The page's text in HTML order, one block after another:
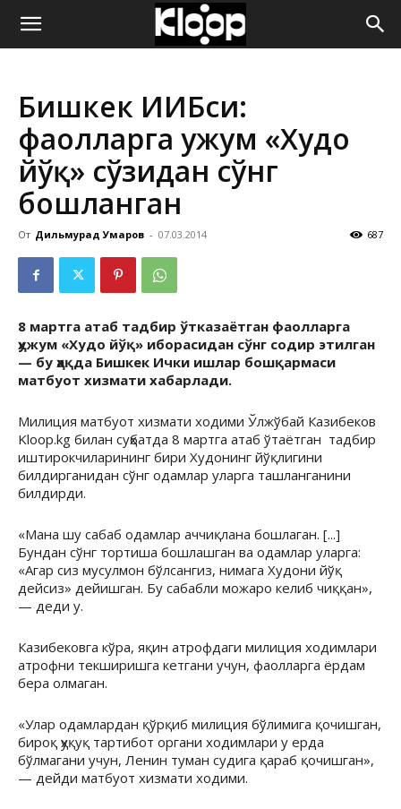
ҚИРҒИЗИСТОН
ЯНГИЛИКЛАРИ
Бишкек ИИБси:
фаолларга ҳужум «Худо
йўқ» сўзидан сўнг
бошланган
От Дильмурад Умаров - 07.03.2014 687
8 мартга атаб тадбир ўтказаётган фаолларга
ҳужум «Худо йўқ» иборасидан сўнг содир этилган
— бу ҳақда Бишкек Ички ишлар бошқармаси
матбуот хизмати хабарлади.
Милиция матбуот хизмати ходими Ўлжўбай Казибеков
Kloop.kg билан суҳбатда 8 мартга атаб ўтаётган тадбир
иштирокчиларининг бири Худонинг йўқлигини
билдирганидан сўнг одамлар уларга ташланганини
билдирди.
«Мана шу сабаб одамлар аччиқлана бошлаган. [...]
Бундан сўнг тортиша бошлашган ва одамлар уларга:
«Агар сиз мусулмон бўлсангиз, нимага Худони йўқ
дейсиз» дейишган. Бу сабабли можаро келиб чиққан»,
— деди у.
Казибековга кўра, яқин атрофдаги милиция ходимлари
атрофни текширишга кетгани учун, фаолларга ёрдам
бера олмаган.
«Улар одамлардан қўрқиб милиция бўлимига қочишган,
бироқ ҳуқуқ тартибот органи ходимлари у ерда
бўлмагани учун, Ленин туман судига қараб қочишган»,
— дейди матбуот хизмати ходими.